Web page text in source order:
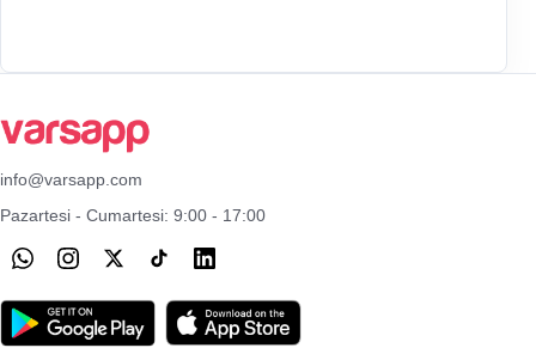
info@varsapp.com
Pazartesi - Cumartesi: 9:00 - 17:00